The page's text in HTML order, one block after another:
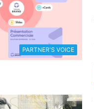
PARTNER'S VOICE